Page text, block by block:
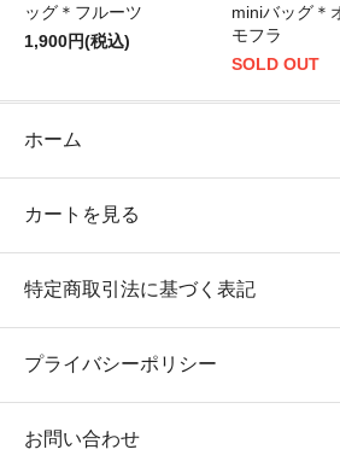
ッグ＊フルーツ
1,900円(税込)
miniバッグ＊
モフラ
SOLD OUT
ホーム
カートを見る
特定商取引法に基づく表記
プライバシーポリシー
お問い合わせ